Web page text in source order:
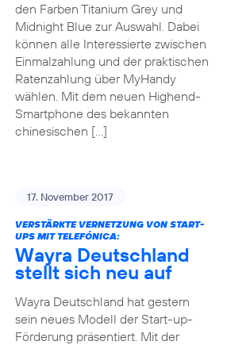
den Farben Titanium Grey und
Midnight Blue zur Auswahl. Dabei
können alle Interessierte zwischen
Einmalzahlung und der praktischen
Ratenzahlung über MyHandy
wählen. Mit dem neuen Highend-
Smartphone des bekannten
chinesischen […]
17. November 2017
VERSTÄRKTE VERNETZUNG VON START-
UPS MIT TELEFÓNICA:
Wayra Deutschland
stellt sich neu auf
Wayra Deutschland hat gestern
sein neues Modell der Start-up-
Förderung präsentiert. Mit der